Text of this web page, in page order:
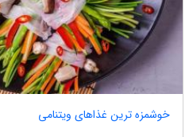
خوشمزه ترین غذاهای ویتنامی